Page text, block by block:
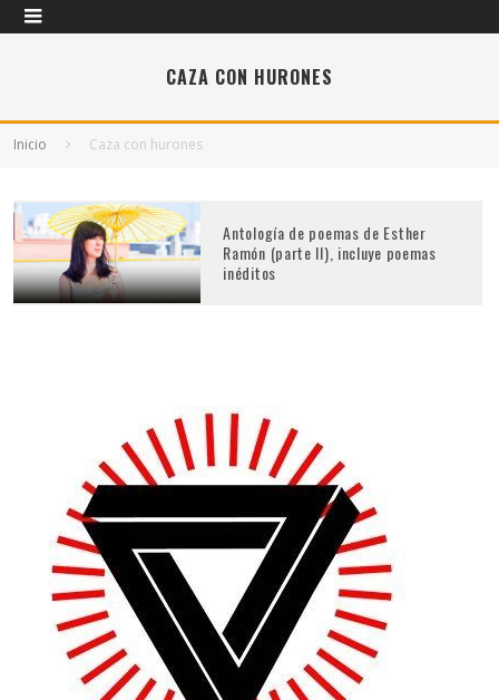
CAZA CON HURONES
Inicio Caza con hurones
Antología de poemas de Esther
Ramón (parte II), incluye poemas
inéditos